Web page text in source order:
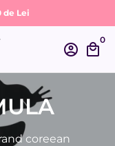
de Lei
account_circle local_mall
0
coreean